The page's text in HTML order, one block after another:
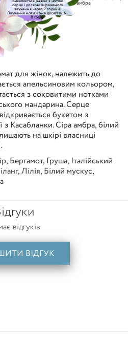
Виявляється разом з нотою
серця і досягає вираженого
звучання через 2 години.
Звучання ноти може досягати 6-
8 годин
амбра
для жінок, належить до
апельсиновим кольором,
з соковитими нотками
мандарина. Серце
букетом з
з Касабланки. Сіра амбра, білий
на шкірі власниці
, Бергамот, Груша, Італійський
, Лілія, Білий мускус,
відгуків
ВІДГУК